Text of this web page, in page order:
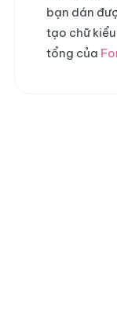
bạn dán
tạo chữ
tổng của